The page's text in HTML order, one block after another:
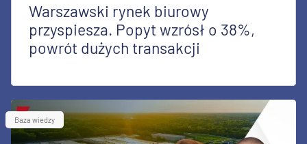
Warszawski rynek biurowy
przyspiesza. Popyt wzrósł o 38%,
powrót dużych transakcji
Baza wiedzy